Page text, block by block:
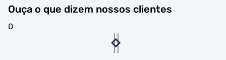
Ouça o que dizem nossos clientes
0